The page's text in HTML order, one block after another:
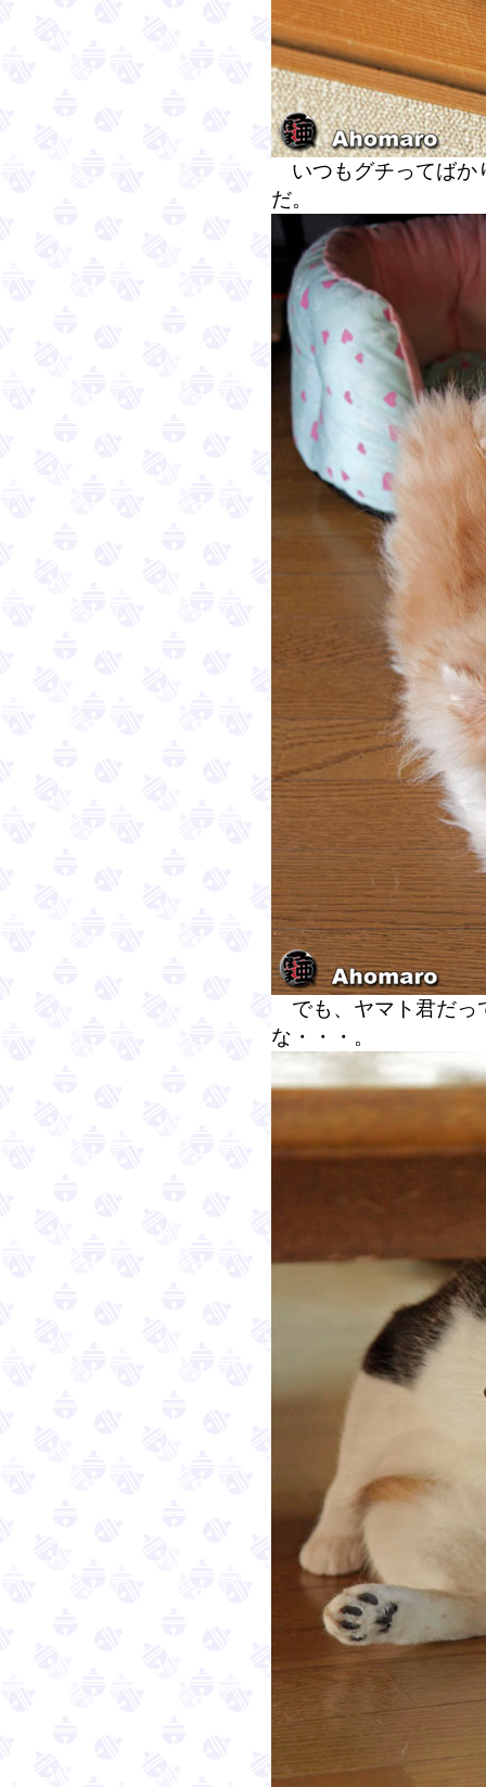
いつもグチってばか
だ。
でも、ヤマト君だっ
な・・・。